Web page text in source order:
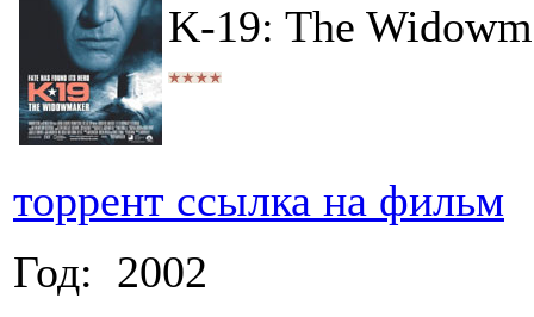
K-19: The
торрент ссылка на фильм
Год: 2002